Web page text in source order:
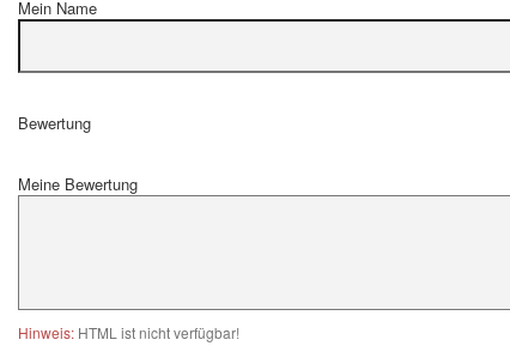
Mein Name
Bewertung
Meine Bewertung
Hinweis: HTML ist nicht verfügbar!